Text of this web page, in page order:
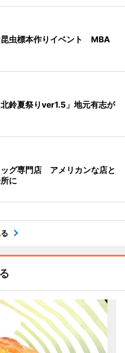
昆虫標本作りイベント MBA
鈴夏祭りver1.5」地元有志が
グ専門店 アメリカンな店と
に